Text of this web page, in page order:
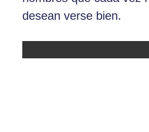
muy pocas asesoras de
necesidad latente por
hombres que cada vez